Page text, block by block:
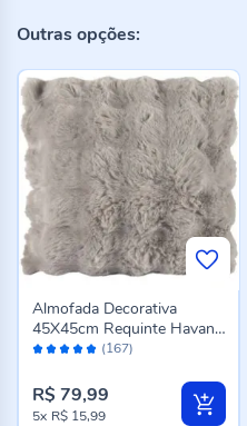
Outras opções:
Avaliação: (167)
Almofada Decorativa
45X45cm Requinte Havan
Casa - Cinza
R$ 79,99
5x R$ 15,99